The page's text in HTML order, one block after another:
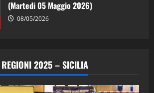
(Martedi 05 Maggio 2026)
08/05/2026
“SportEmpire” in Podcast: 29^ Puntata
(Martedi 28 Aprile 2026)
28/04/2026
REGIONI 2025 – SICILIA